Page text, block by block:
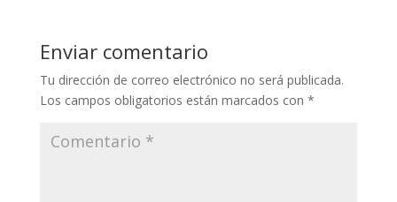
Li
n
k
o
o
k
m p
p
ti
r
Enviar comentario
Tu dirección de correo electrónico no será publicada.
Los campos obligatorios están marcados con *